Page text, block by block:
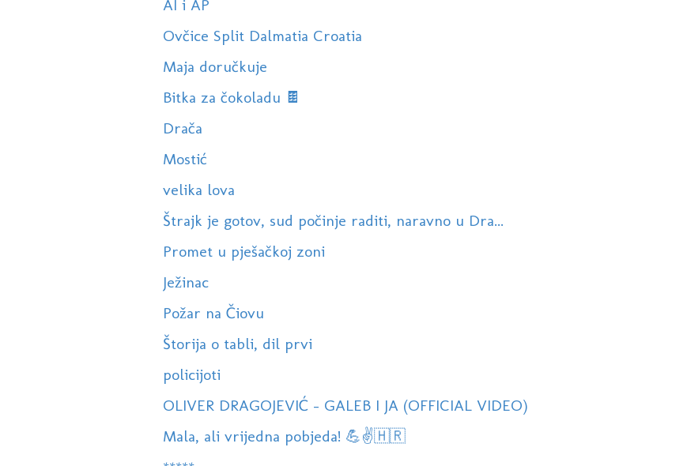
AI i AP
Ovčice Split Dalmatia Croatia
Maja doručkuje
Bitka za čokoladu 🍫
Drača
Mostić
velika lova
Štrajk je gotov, sud počinje raditi, naravno u Dra...
Promet u pješačkoj zoni
Ježinac
Požar na Čiovu
Štorija o tabli, dil prvi
policijoti
OLIVER DRAGOJEVIĆ - GALEB I JA (OFFICIAL VIDEO)
Mala, ali vrijedna pobjeda! 💪✌️🇭🇷